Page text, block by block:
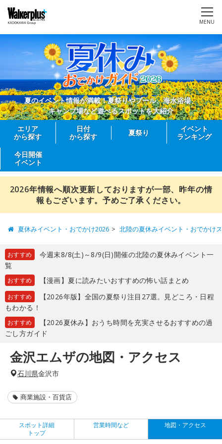
MENU
夏のイベント情報が満載！夏祭りやプール、海水浴場、
キャンプ場など遊べるスポットを大紹介
エリア
から探す
日付
から探す
夏祭り
イベント
ランキング
今日開催
イベント
2026年情報へ順次更新しておりますが一部、昨年の情
報もございます。予めご了承ください。
夏休みイベント・おでかけ2026 北陸の夏休みイベント・おでかけ
おすすめ
今週末8/8(土)～8/9(日)開催の北陸の夏休みイベント一
覧
おすすめ 【漫画】夏に読みたいおすすめの怖い話まとめ
おすすめ
【2026年版】全国の夏祭り注目27選。見どころ・日程
もわかる！
おすすめ
【2026夏休み】おうち時間を充実させるおすすめの過
ごし方ガイド
金沢エムザの地図・アクセス
石川県金沢市
商業施設・百貨店
スポット詳細
トップ
営業時間など 地図・アクセス